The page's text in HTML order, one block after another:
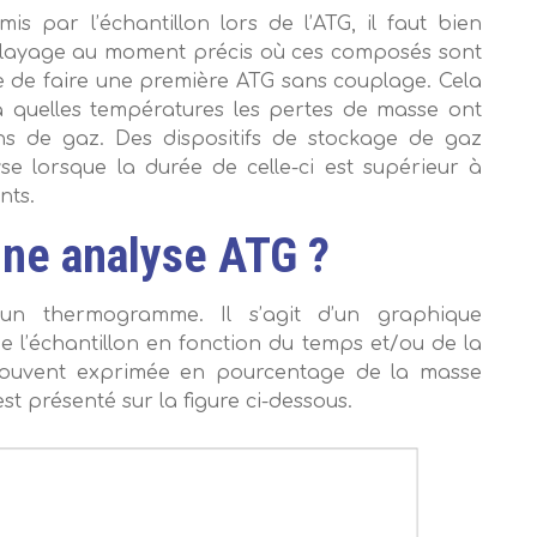
par l’échantillon lors de l’ATG, il faut bien
au moment précis où ces composés sont
faire une première ATG sans couplage. Cela
températures les pertes de masse ont
de gaz. Des dispositifs de stockage de gaz
lorsque la durée de celle-ci est supérieur à
analyse ATG ?
thermogramme. Il s’agit d’un graphique
l’échantillon en fonction du temps et/ou de la
exprimée en pourcentage de la masse
présenté sur la figure ci-dessous.